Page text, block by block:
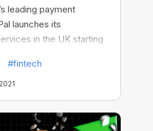
leading payment
launches its
in the UK starting
#fintech